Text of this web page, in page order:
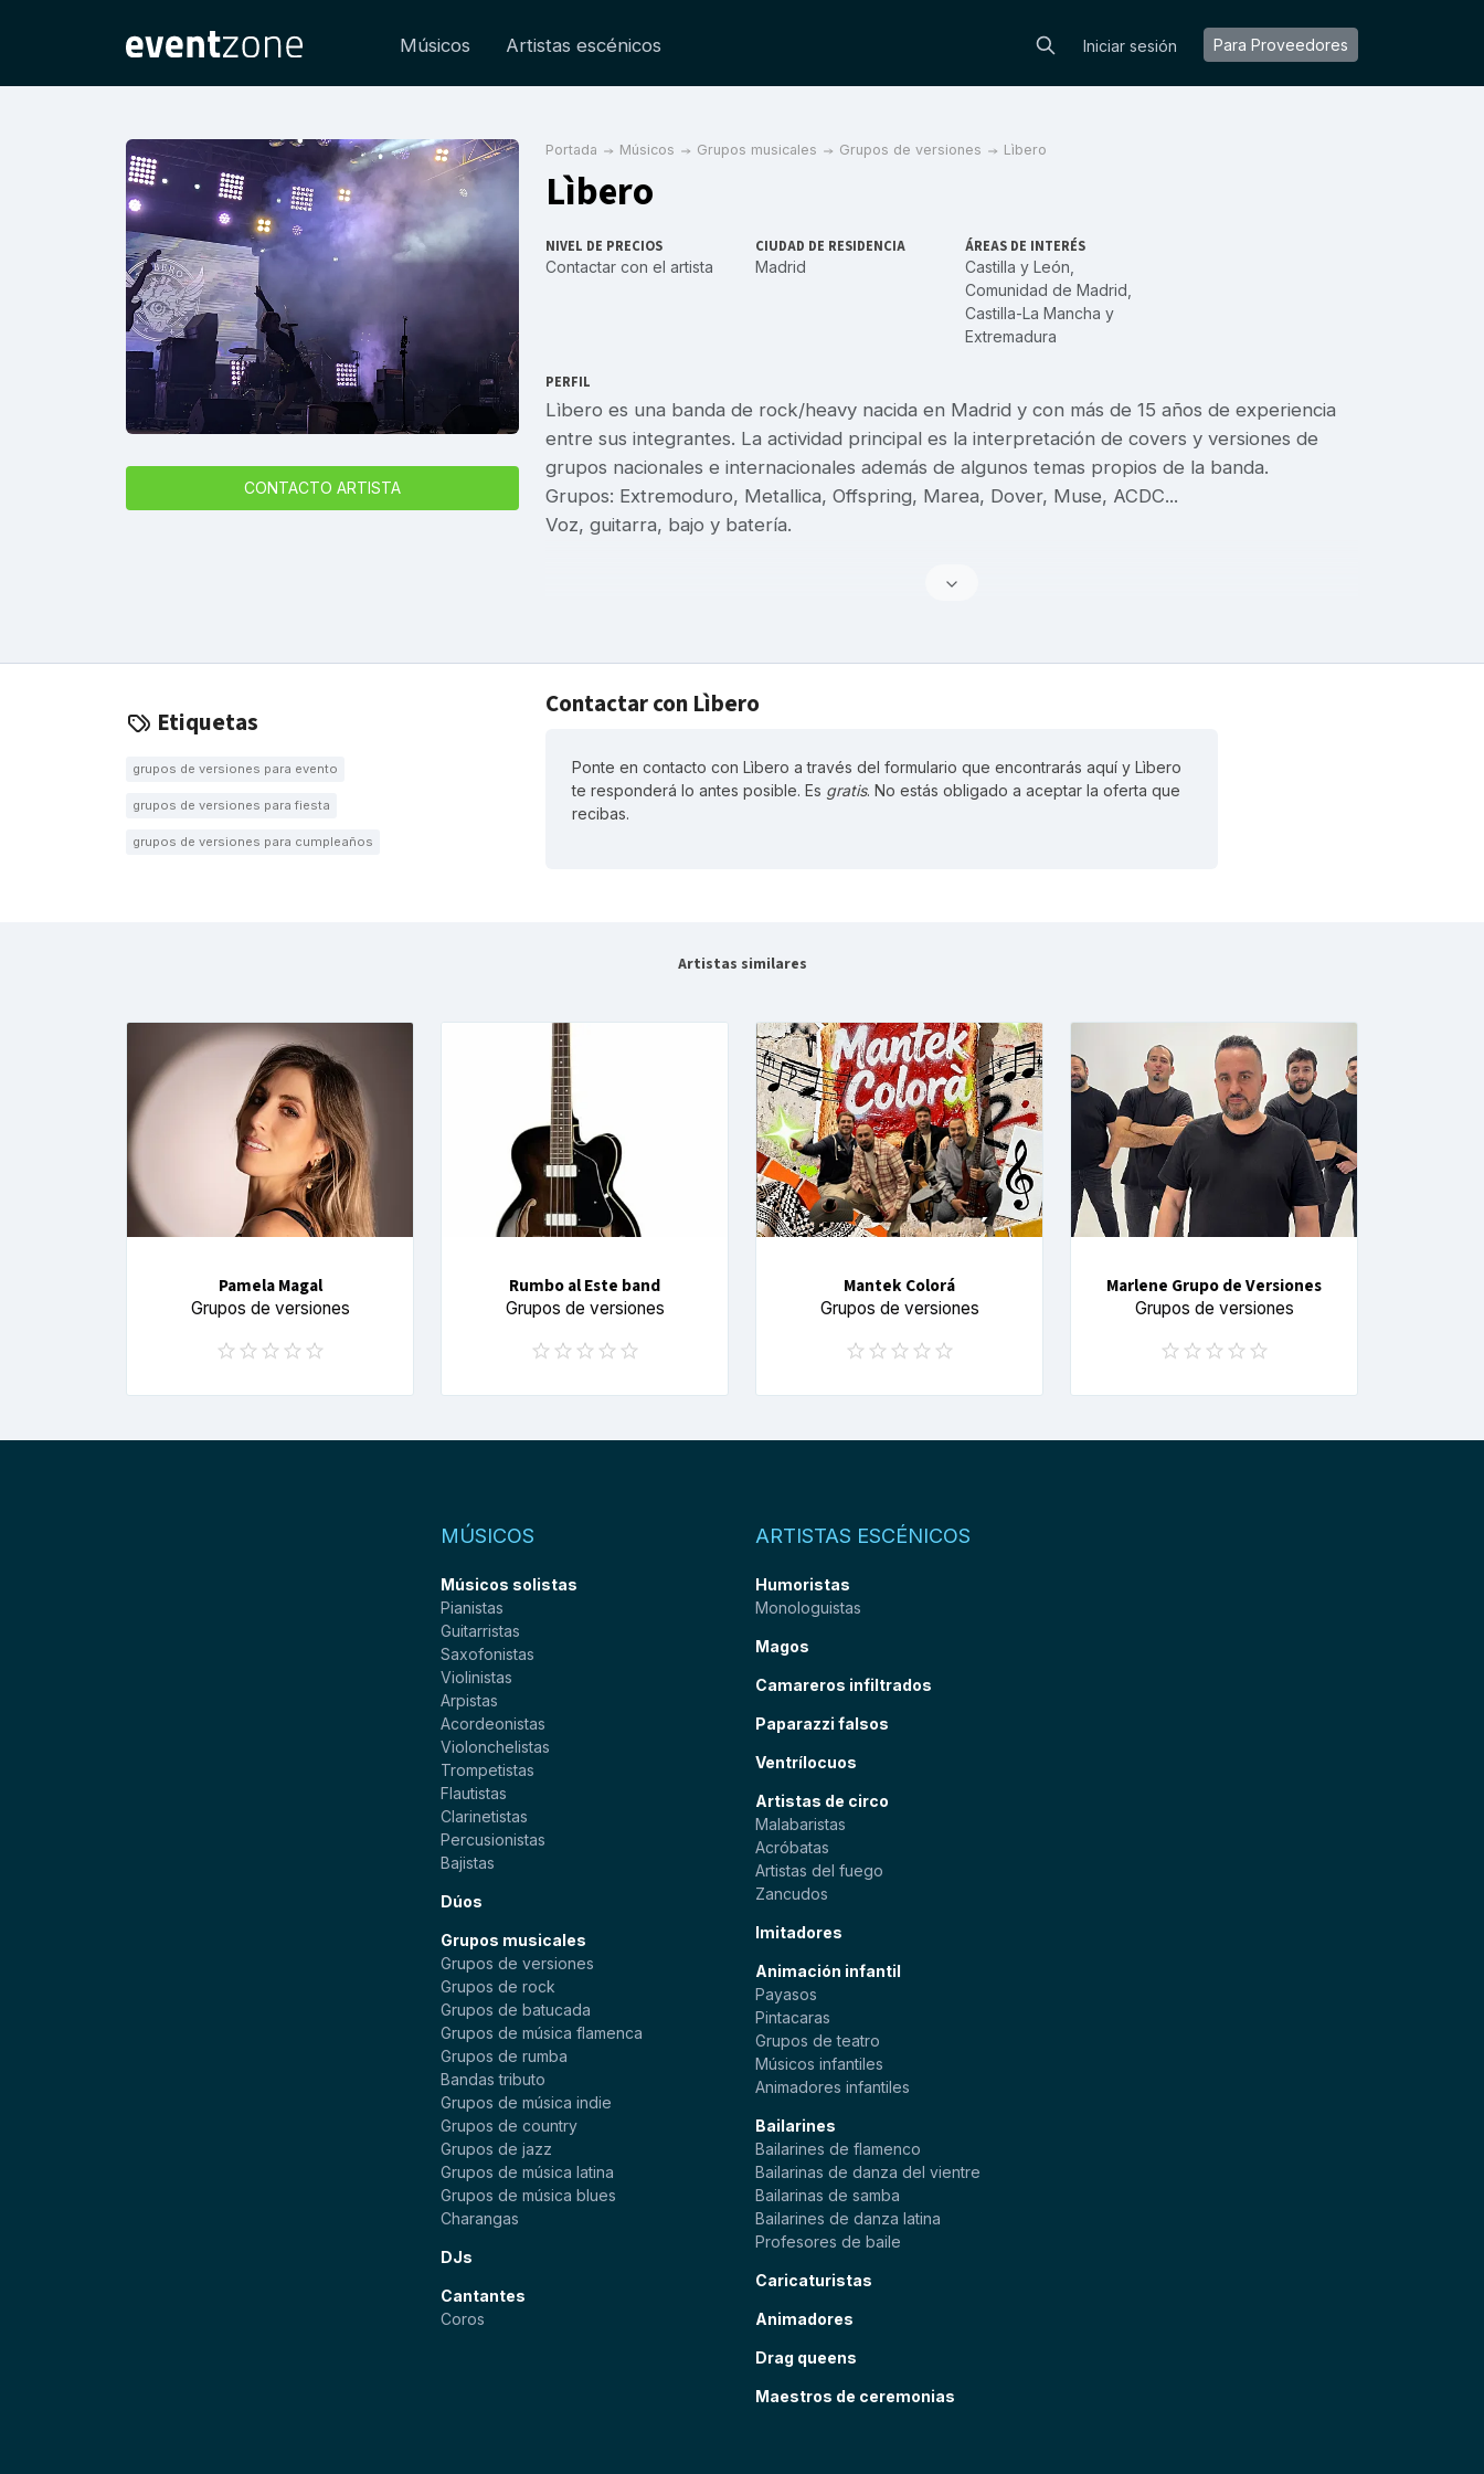
Músicos Artistas escénicos Iniciar sesión Para Proveedores
CONTACTO ARTISTA
Portada Músicos Grupos musicales Grupos de versiones Lìbero
Lìbero
NIVEL DE PRECIOS
Contactar con el artista
CIUDAD DE RESIDENCIA
Madrid
ÁREAS DE INTERÉS
Castilla y León
Comunidad de Madrid
Castilla-La Mancha y
Extremadura
PERFIL
Lìbero es una banda de rock/heavy nacida en Madrid y con más de 15 años de experiencia
entre sus integrantes. La actividad principal es la interpretación de covers y versiones de
grupos nacionales e internacionales además de algunos temas propios de la banda.
Grupos: Extremoduro, Metallica, Offspring, Marea, Dover, Muse, ACDC...
Voz, guitarra, bajo y batería.
Etiquetas
grupos de versiones para evento
grupos de versiones para fiesta
grupos de versiones para cumpleaños
Contactar con Lìbero
Ponte en contacto con Lìbero a través del formulario que encontrarás aquí y Lìbero
te responderá lo antes posible. Es gratis. No estás obligado a aceptar la oferta que
recibas.
Artistas similares
Pamela Magal
Grupos de versiones
Rumbo al Este band
Grupos de versiones
Mantek Colorá
Grupos de versiones
Marlene Grupo de Versiones
Grupos de versiones
MÚSICOS
Músicos solistas
Pianistas
Guitarristas
Saxofonistas
Violinistas
Arpistas
Acordeonistas
Violonchelistas
Trompetistas
Flautistas
Clarinetistas
Percusionistas
Bajistas
Dúos
Grupos musicales
Grupos de versiones
Grupos de rock
Grupos de batucada
Grupos de música flamenca
Grupos de rumba
Bandas tributo
Grupos de música indie
Grupos de country
Grupos de jazz
Grupos de música latina
Grupos de música blues
Charangas
DJs
Cantantes
Coros
ARTISTAS ESCÉNICOS
Humoristas
Monologuistas
Magos
Camareros infiltrados
Paparazzi falsos
Ventrílocuos
Artistas de circo
Malabaristas
Acróbatas
Artistas del fuego
Zancudos
Imitadores
Animación infantil
Payasos
Pintacaras
Grupos de teatro
Músicos infantiles
Animadores infantiles
Bailarines
Bailarines de flamenco
Bailarinas de danza del vientre
Bailarinas de samba
Bailarines de danza latina
Profesores de baile
Caricaturistas
Animadores
Drag queens
Maestros de ceremonias